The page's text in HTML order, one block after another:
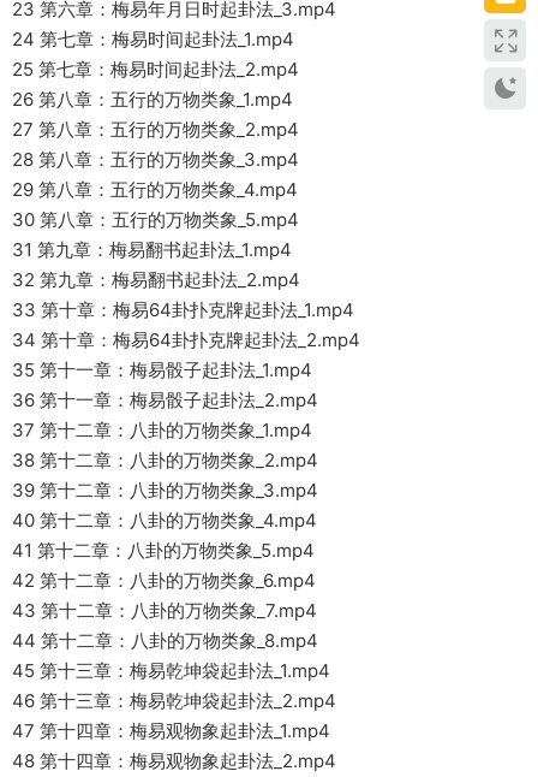
23 第六章：梅易年月日时起卦法_3.mp4
24 第七章：梅易时间起卦法_1.mp4
25 第七章：梅易时间起卦法_2.mp4
26 第八章：五行的万物类象_1.mp4
27 第八章：五行的万物类象_2.mp4
28 第八章：五行的万物类象_3.mp4
29 第八章：五行的万物类象_4.mp4
30 第八章：五行的万物类象_5.mp4
31 第九章：梅易翻书起卦法_1.mp4
32 第九章：梅易翻书起卦法_2.mp4
33 第十章：梅易64卦扑克牌起卦法_1.mp4
34 第十章：梅易64卦扑克牌起卦法_2.mp4
35 第十一章：梅易骰子起卦法_1.mp4
36 第十一章：梅易骰子起卦法_2.mp4
37 第十二章：八卦的万物类象_1.mp4
38 第十二章：八卦的万物类象_2.mp4
39 第十二章：八卦的万物类象_3.mp4
40 第十二章：八卦的万物类象_4.mp4
41 第十二章：八卦的万物类象_5.mp4
42 第十二章：八卦的万物类象_6.mp4
43 第十二章：八卦的万物类象_7.mp4
44 第十二章：八卦的万物类象_8.mp4
45 第十三章：梅易乾坤袋起卦法_1.mp4
46 第十三章：梅易乾坤袋起卦法_2.mp4
47 第十四章：梅易观物象起卦法_1.mp4
48 第十四章：梅易观物象起卦法_2.mp4